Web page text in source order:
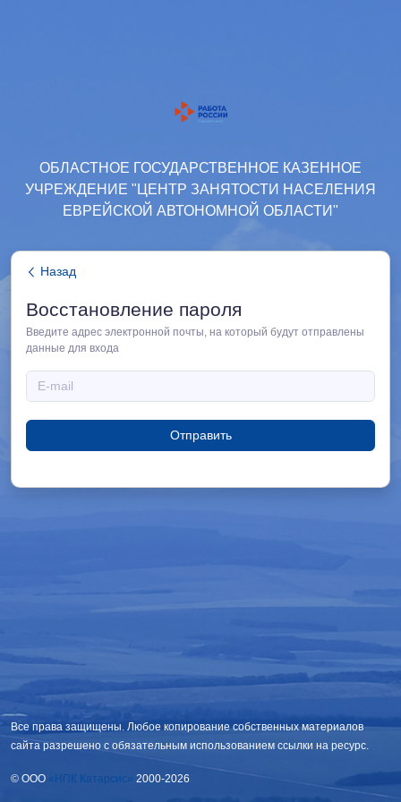
ОБЛАСТНОЕ ГОСУДАРСТВЕННОЕ КАЗЕННОЕ
УЧРЕЖДЕНИЕ "ЦЕНТР ЗАНЯТОСТИ НАСЕЛЕНИЯ
ЕВРЕЙСКОЙ АВТОНОМНОЙ ОБЛАСТИ"
Назад
Восстановление пароля
Введите адрес электронной почты, на который будут отправлены
данные для входа
Отправить
Все права защищены. Любое копирование собственных материалов
сайта разрешено с обязательным использованием ссылки на ресурс.
© OOO «НПК Катарсис» 2000-2026